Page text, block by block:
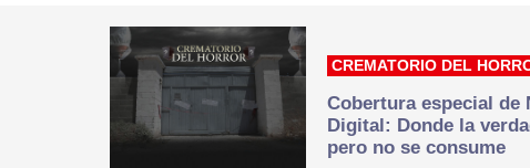
Juárez
hacemos periodismo
CREMATORIO DEL
Cobertura especial de
Digital: Donde la
pero no se consume